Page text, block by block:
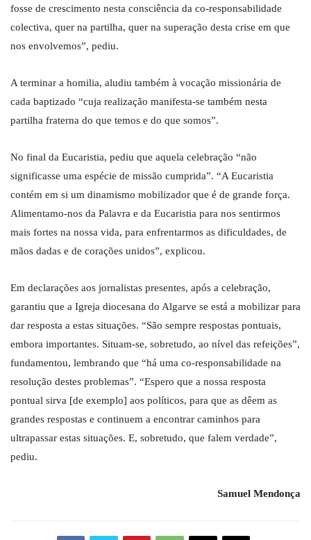
fosse de crescimento nesta consciência da co-responsabilidade
colectiva, quer na partilha, quer na superação desta crise em que
nos envolvemos”, pediu.
A terminar a homilia, aludiu também à vocação missionária de
cada baptizado “cuja realização manifesta-se também nesta
partilha fraterna do que temos e do que somos”.
No final da Eucaristia, pediu que aquela celebração “não
significasse uma espécie de missão cumprida”. “A Eucaristia
contém em si um dinamismo mobilizador que é de grande força.
Alimentamo-nos da Palavra e da Eucaristia para nos sentirmos
mais fortes na nossa vida, para enfrentarmos as dificuldades, de
mãos dadas e de corações unidos”, explicou.
Em declarações aos jornalistas presentes, após a celebração,
garantiu que a Igreja diocesana do Algarve se está a mobilizar para
dar resposta a estas situações. “São sempre respostas pontuais,
embora importantes. Situam-se, sobretudo, ao nível das refeições”,
fundamentou, lembrando que “há uma co-responsabilidade na
resolução destes problemas”. “Espero que a nossa resposta
pontual sirva [de exemplo] aos políticos, para que as dêem as
grandes respostas e continuem a encontrar caminhos para
ultrapassar estas situações. E, sobretudo, que falem verdade”,
pediu.
Samuel Mendonça